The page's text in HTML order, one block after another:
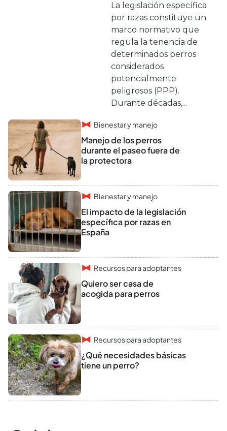
La legislación específica
por razas constituye un
marco normativo que
regula la tenencia de
determinados perros
considerados
potencialmente
peligrosos (PPP).
Durante décadas,...
Bienestar y manejo
Manejo de los perros
durante el paseo fuera de
la protectora
Bienestar y manejo
El impacto de la legislación
específica por razas en
España
Recursos para adoptantes
Quiero ser casa de
acogida para perros
Recursos para adoptantes
¿Qué necesidades básicas
tiene un perro?